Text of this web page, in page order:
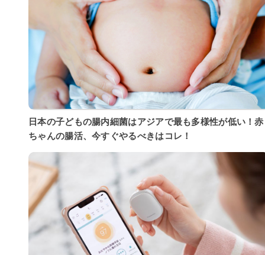
日本の子どもの腸内細菌はアジアで最も多様性が低い！赤
ちゃんの腸活、今すぐやるべきはコレ！